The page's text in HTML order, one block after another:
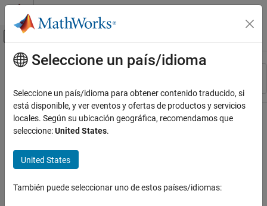
Saltar al contenido
Mostrar/ocultar menú de navegación
Recurso
Contenido principal
Seleccione un país/idioma
Seleccione un país/idioma para obtener contenido traducido, si
está disponible, y ver eventos y ofertas de productos y servicios
locales. Según su ubicación geográfica, recomendamos que
seleccione:United States.
United States
También puede seleccionar uno de estos países/idiomas: